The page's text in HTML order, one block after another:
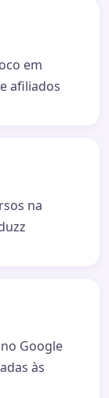
em
afiliados
na
Google
às